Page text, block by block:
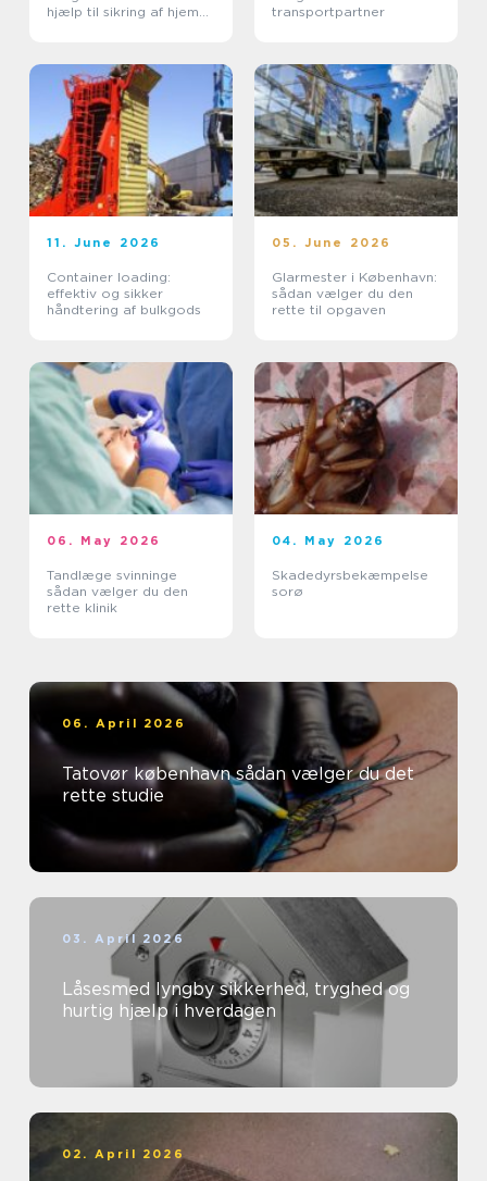
hjælp til sikring af hjem
transportpartner
11. June 2026
Container loading:
effektiv og sikker
håndtering af bulkgods
05. June 2026
Glarmester i København:
sådan vælger du den
rette til opgaven
06. May 2026
Tandlæge svinninge
sådan vælger du den
rette klinik
04. May 2026
Skadedyrsbekæmpelse
sorø
06. April 2026
Tatovør københavn sådan vælger du det
rette studie
03. April 2026
Låsesmed lyngby sikkerhed, tryghed og
hurtig hjælp i hverdagen
02. April 2026